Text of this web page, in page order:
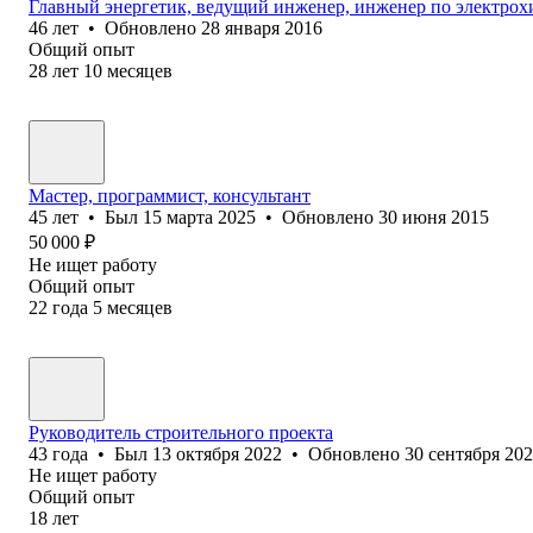
Главный энергетик, ведущий инженер, инженер по
46 лет • Обновлено 28 января 2016
Общий опыт
28 лет 10 месяцев
Мастер, программист, консультант
45 лет • Был 15 марта 2025 • Обновлено 30 июня 2015
50 000 ₽
Не ищет работу
Общий опыт
22 года 5 месяцев
Руководитель строительного проекта
43 года • Был 13 октября 2022 • Обновлено 30 сентября
Не ищет работу
Общий опыт
18 лет